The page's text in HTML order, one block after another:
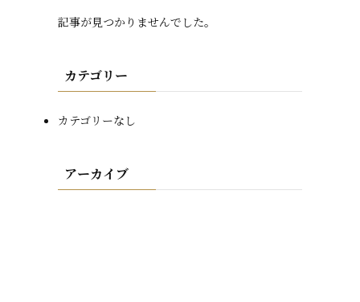
記事が見つかりませんでした。
カテゴリー
カテゴリーなし
アーカイブ